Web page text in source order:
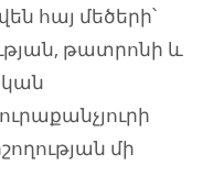
հայ մեծերի՝
թատրոնի և
մի